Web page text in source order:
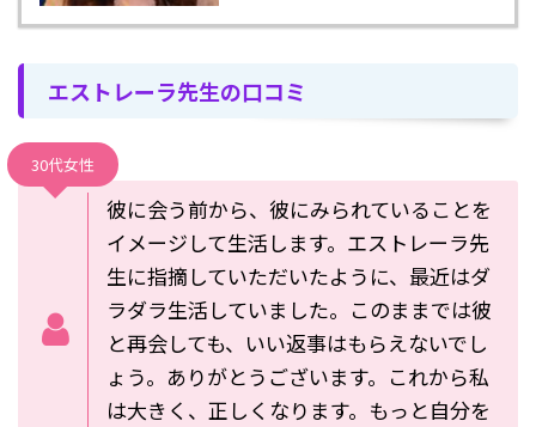
エストレーラ先生の口コミ
30代女性
彼に会う前から、彼にみられていることを
イメージして生活します。エストレーラ先
生に指摘していただいたように、最近はダ
ラダラ生活していました。このままでは彼
と再会しても、いい返事はもらえないでし
ょう。ありがとうございます。これから私
は大きく、正しくなります。もっと自分を